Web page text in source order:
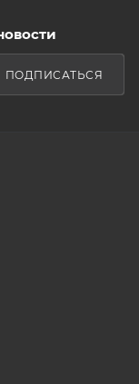
ПОДПИСАТЬСЯ